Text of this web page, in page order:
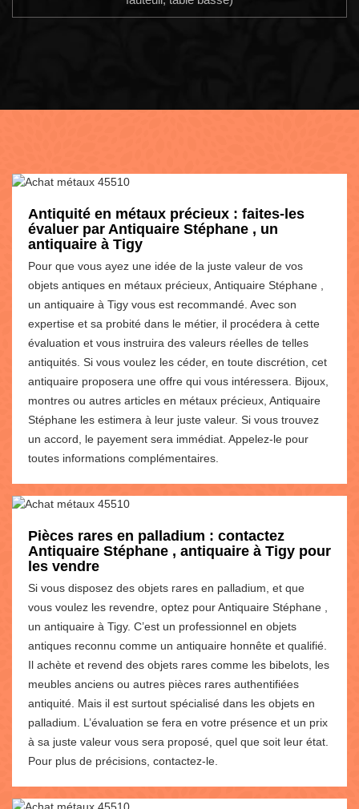
Antiquité en métaux précieux : faites-les
évaluer par Antiquaire Stéphane , un
antiquaire à Tigy
Pour que vous ayez une idée de la juste valeur de vos
objets antiques en métaux précieux, Antiquaire Stéphane ,
un antiquaire à Tigy vous est recommandé. Avec son
expertise et sa probité dans le métier, il procédera à cette
évaluation et vous instruira des valeurs réelles de telles
antiquités. Si vous voulez les céder, en toute discrétion, cet
antiquaire proposera une offre qui vous intéressera. Bijoux,
montres ou autres articles en métaux précieux, Antiquaire
Stéphane les estimera à leur juste valeur. Si vous trouvez
un accord, le payement sera immédiat. Appelez-le pour
toutes informations complémentaires.
Pièces rares en palladium : contactez
Antiquaire Stéphane , antiquaire à Tigy pour
les vendre
Si vous disposez des objets rares en palladium, et que
vous voulez les revendre, optez pour Antiquaire Stéphane ,
un antiquaire à Tigy. C’est un professionnel en objets
antiques reconnu comme un antiquaire honnête et qualifié.
Il achète et revend des objets rares comme les bibelots, les
meubles anciens ou autres pièces rares authentifiées
antiquité. Mais il est surtout spécialisé dans les objets en
palladium. L’évaluation se fera en votre présence et un prix
à sa juste valeur vous sera proposé, quel que soit leur état.
Pour plus de précisions, contactez-le.